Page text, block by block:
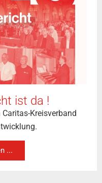
ist da !
Kreisverband
...